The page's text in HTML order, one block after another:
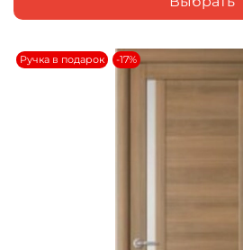
Ручка в подарок -17%